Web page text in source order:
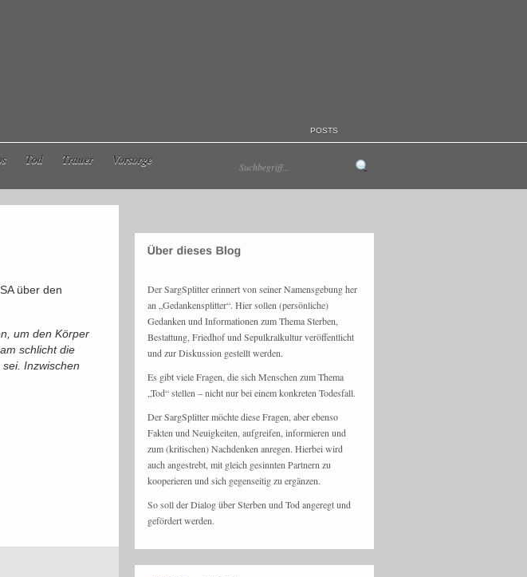
POSTS
Tod Trauer Vorsorge
über den
um den Körper
schlicht die
Inzwischen
Der SargSplitter erinnert von seiner Namensgebung her
an „Gedankensplitter“. Hier sollen (persönliche)
Gedanken und Informationen zum Thema Sterben,
Bestattung, Friedhof und Sepulkralkultur veröffentlicht
und zur Diskussion gestellt werden.
Es gibt viele Fragen, die sich Menschen zum Thema
„Tod“ stellen – nicht nur bei einem konkreten Todesfall.
Der SargSplitter möchte diese Fragen, aber ebenso
Fakten und Neuigkeiten, aufgreifen, informieren und
zum (kritischen) Nachdenken anregen. Hierbei wird
auch angestrebt, mit gleich gesinnten Partnern zu
kooperieren und sich gegenseitig zu ergänzen.
So soll der Dialog über Sterben und Tod angeregt und
gefördert werden.